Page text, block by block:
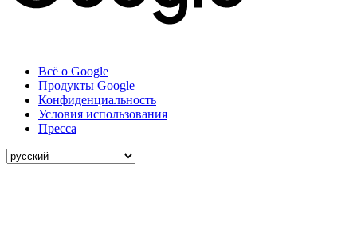
Всё о Google
Продукты Google
Конфиденциальность
Условия использования
Пресса